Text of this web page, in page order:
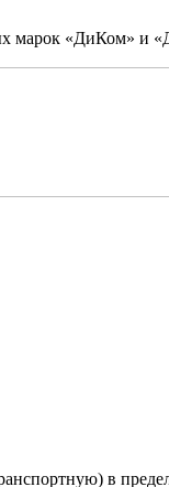
марок «ДиКом» и
в